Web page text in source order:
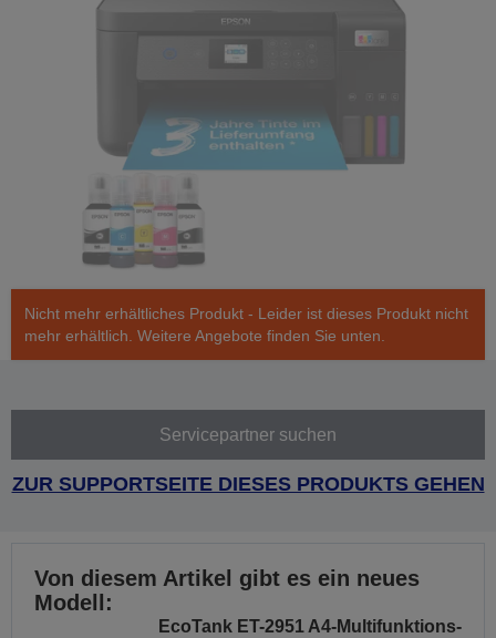
Nicht mehr erhältliches Produkt - Leider ist dieses Produkt nicht
mehr erhältlich. Weitere Angebote finden Sie unten.
Servicepartner suchen
ZUR SUPPORTSEITE DIESES PRODUKTS GEHEN
Von diesem Artikel gibt es ein neues
Modell:
EcoTank ET-2951 A4-Multifunktions-